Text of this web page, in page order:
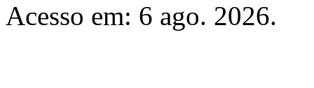
Acesso em: 6 ago. 2026.